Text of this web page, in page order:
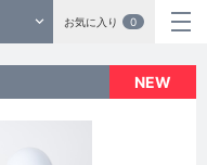
お気に入り 0
NEW